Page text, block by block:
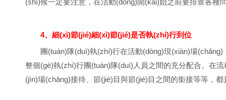
(shí)候一定要注意，在活動(dòng)開(kāi)始之前要排查各種問
4、細(xì)節(jié)細(xì)節(jié)是否執(zhí)行到位
團(tuán)隊(duì)執(zhí)行在活動(dòng)現(xiàn)場
整個(gè)執(zhí)行團(tuán)隊(duì)人員之間的充分配合。在
(jìn)場(chǎng)接待、節(jié)目與節(jié)目之間的銜接等等